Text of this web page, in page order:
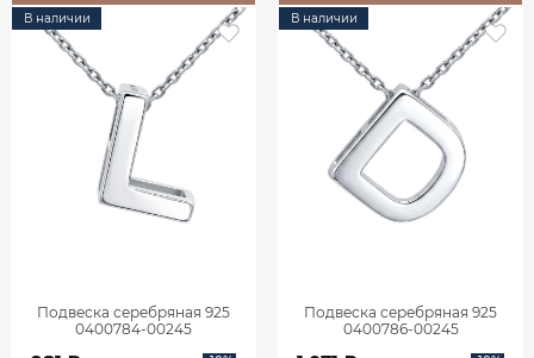
В наличии
Подвеска серебряная 925
0400784-00245
В наличии
Подвеска серебряная 925
0400786-00245